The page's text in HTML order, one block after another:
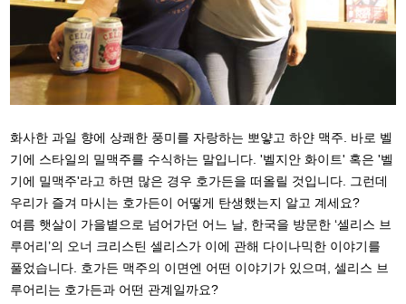
화사한 과일 향에 상쾌한 풍미를 자랑하는 뽀얗고 하얀 맥주. 바로 벨
기에 스타일의 밀맥주를 수식하는 말입니다. '벨지안 화이트' 혹은 '벨
기에 밀맥주'라고 하면 많은 경우 호가든을 떠올릴 것입니다. 그런데
우리가 즐겨 마시는 호가든이 어떻게 탄생했는지 알고 계세요?
여름 햇살이 가을볕으로 넘어가던 어느 날, 한국을 방문한 ‘셀리스 브
루어리’의 오너 크리스틴 셀리스가 이에 관해 다이나믹한 이야기를
풀었습니다. 호가든 맥주의 이면엔 어떤 이야기가 있으며, 셀리스 브
루어리는 호가든과 어떤 관계일까요?